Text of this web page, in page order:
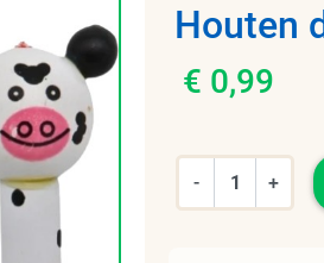
Houten
€ 0,99
- +